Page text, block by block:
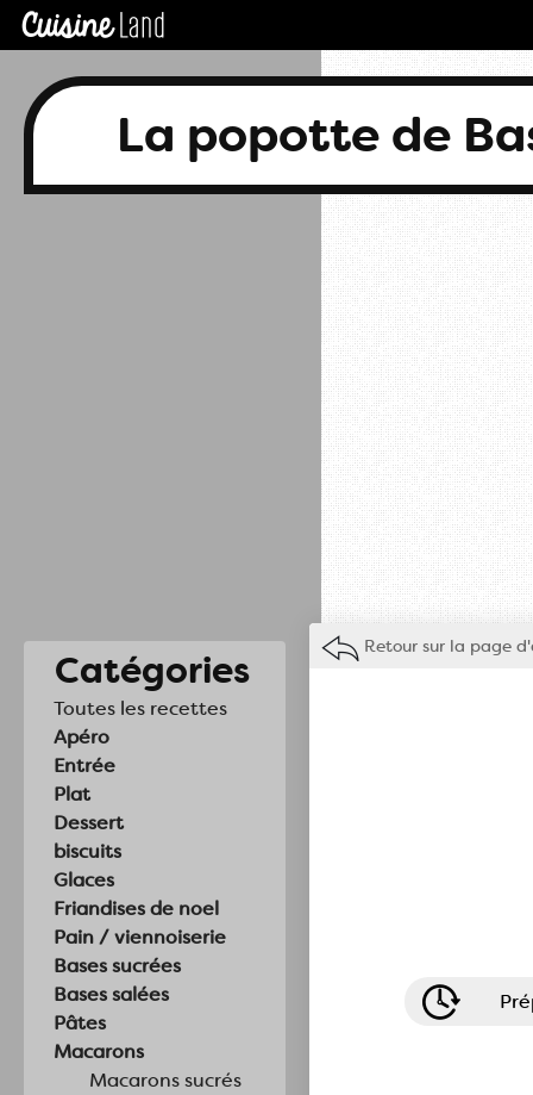
La popotte de
Catégories
Toutes les recettes
Apéro
Entrée
Plat
Dessert
biscuits
Glaces
Friandises de noel
Pain / viennoiserie
Bases sucrées
Bases salées
Pâtes
Macarons
Macarons sucrés
Retour sur la page